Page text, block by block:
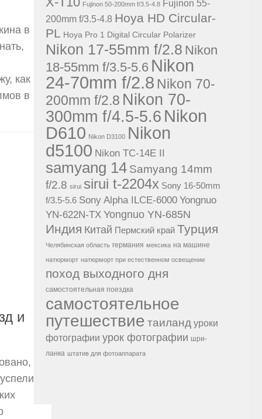
в
как
в
и
Fujinon 50-200mm f/3.5-4.8 Fujinon 55-
200mm f/3.5-4.8 Hoya HD Circular-
PL Hoya Pro 1 Digital Circular Polarizer
Nikon 17-55mm f/2.8 Nikon
18-55mm f/3.5-5.6 Nikon
24-70mm f/2.8 Nikon 70-
200mm f/2.8 Nikon 70-
300mm f/4.5-5.6 Nikon
D610 Nikon D3100 Nikon
d5100 Nikon TC-14E II
samyang 14 Samyang 14mm
f/2.8 sirui sirui t-2204x Sony 16-50mm
f/3.5-5.6 Sony Alpha ILCE-6000 Yongnuo
YN-622N-TX Yongnuo YN-685N
Индия Китай Пермский край Турция
Челябинская область германия мексика на машине
натюрморт натюрморт при естественном освещении
поход выходного дня
самостоятельная поездка
самостоятельное
путешествие таиланд уроки
фотографии урок фотографии шри-
ланка штатив для фотоаппарата